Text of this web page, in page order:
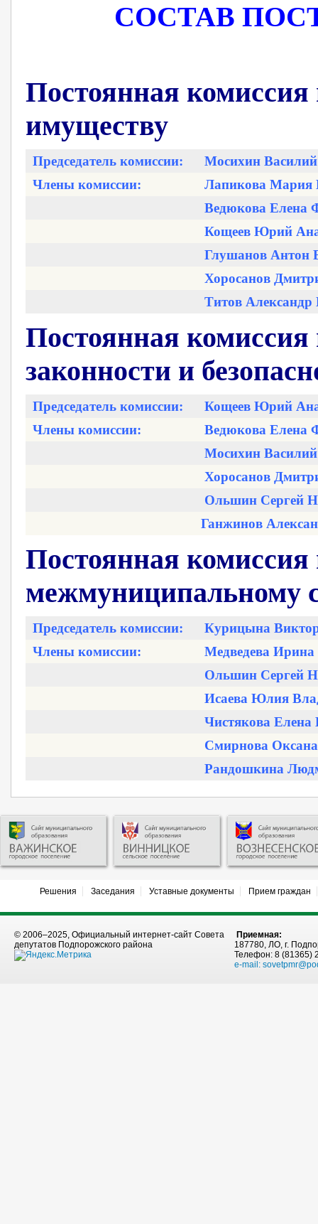
СОСТАВ
Постоянная
имуществу
Председатель комиссии:
Мосихин
Члены комиссии:
Лапикова Мария
Ведюкова Елена
Кощеев Юрий
Глушанов Антон
Хоросанов
Титов
Постоянная
законности и
Председатель комиссии:
Кощеев Юрий
Члены комиссии:
Ведюкова Елена
Мосихин
Хоросанов
Ольшин Сергей
Ганжинов
Постоянная
межмуниципальному
Председатель комиссии:
Курицына
Члены комиссии:
Медведева Ирина
Ольшин Сергей
Исаева Юлия
Чистякова
Смирнова
Рандошкина
Решения Заседания Уставные документы Прием граждан
© 2006–2025, Официальный интернет-сайт Совета
депутатов Подпорожского района
Приемная:
187780, ЛО, г.
Телефон: 8 (81365)
e-mail: